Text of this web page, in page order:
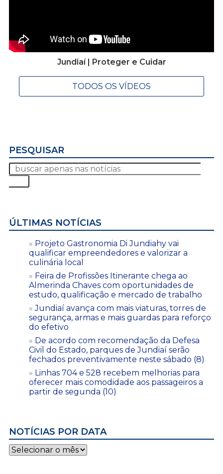
Jundiaí | Proteger e Cuidar
TODOS OS VÍDEOS
PESQUISAR
ÚLTIMAS NOTÍCIAS
Projeto Gastronomia Di Jundiahy vai
qualificar empreendedores e valorizar a
culinária local
Feira de Profissões Itinerante chega ao
Almerinda Chaves com oportunidades de
estudo, qualificação e mercado de trabalho
Jundiaí avança com mais viaturas, torres de
segurança, armas e mais guardas para reforço
do efetivo
De acordo com recomendação da Defesa
Civil do Estado, parques de Jundiaí serão
fechados preventivamente neste sábado (8)
Linhas 704 e 528 recebem melhorias para
oferecer mais comodidade aos passageiros a
partir de segunda (10)
NOTÍCIAS POR DATA
Notícias
por